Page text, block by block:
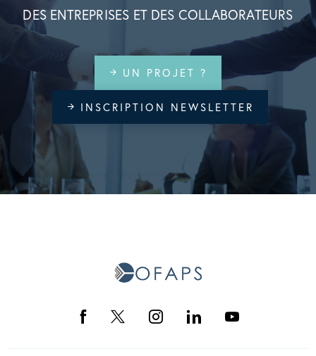
DES ENTREPRISES ET DES COLLABORATEURS
arrow_forward UN PROJET ?
arrow_forward INSCRIPTION NEWSLETTER